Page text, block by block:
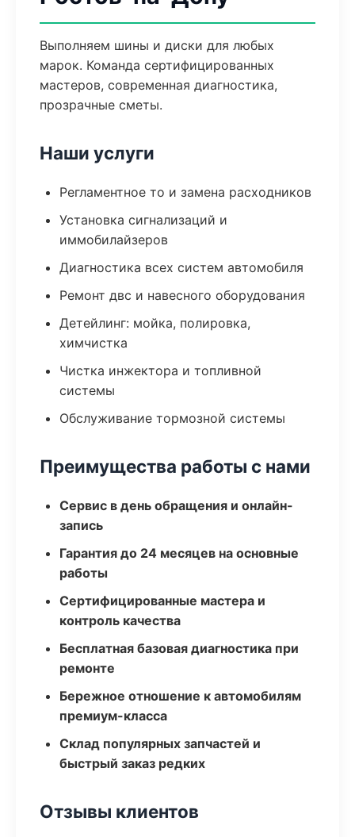
Выполняем шины и диски для любых
марок. Команда сертифицированных
мастеров, современная диагностика,
прозрачные сметы.
Наши услуги
Регламентное то и замена расходников
Установка сигнализаций и
иммобилайзеров
Диагностика всех систем автомобиля
Ремонт двс и навесного оборудования
Детейлинг: мойка, полировка,
химчистка
Чистка инжектора и топливной
системы
Обслуживание тормозной системы
Преимущества работы с нами
Сервис в день обращения и онлайн-
запись
Гарантия до 24 месяцев на основные
работы
Сертифицированные мастера и
контроль качества
Бесплатная базовая диагностика при
ремонте
Бережное отношение к автомобилям
премиум-класса
Склад популярных запчастей и
быстрый заказ редких
Отзывы клиентов